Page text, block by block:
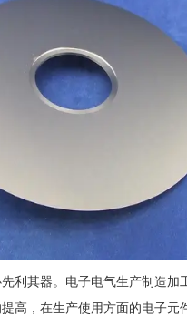
利其器。电子电气生产制造加
高，在生产使用方面的电子元